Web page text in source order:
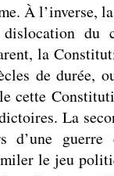
À l’inverse,
du
la
de durée,
cette
La
d’une guerre
le jeu